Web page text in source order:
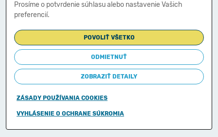
Prosíme o potvrdenie súhlasu alebo nastavenie Vašich
preferencií.
POVOLIŤ VŠETKO
ODMIETNUŤ
ZOBRAZIŤ DETAILY
ZÁSADY POUŽÍVANIA COOKIES
VYHLÁSENIE O OCHRANE SÚKROMIA
Copyright © 2011-2026